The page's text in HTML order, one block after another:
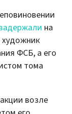
на
ФСБ, а его
тома
возле